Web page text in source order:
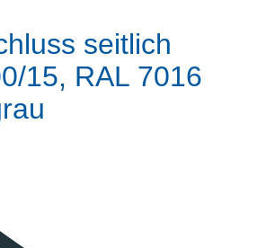
seitlich
15, RAL 7016